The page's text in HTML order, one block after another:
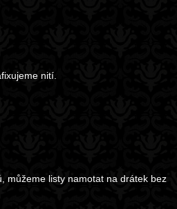
nití.
můžeme listy namotat na drátek bez